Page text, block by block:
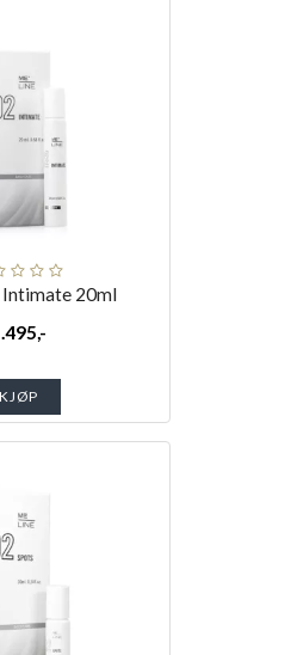
Intimate 20ml
KJØP